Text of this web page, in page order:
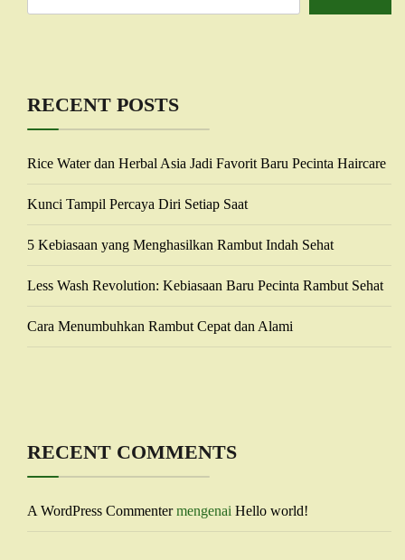
RECENT POSTS
Rice Water dan Herbal Asia Jadi Favorit Baru Pecinta Haircare
Kunci Tampil Percaya Diri Setiap Saat
5 Kebiasaan yang Menghasilkan Rambut Indah Sehat
Less Wash Revolution: Kebiasaan Baru Pecinta Rambut Sehat
Cara Menumbuhkan Rambut Cepat dan Alami
RECENT COMMENTS
A WordPress Commentermengenai Hello world!